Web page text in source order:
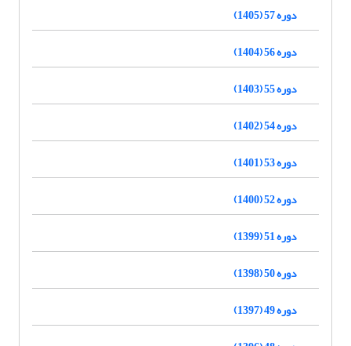
دوره 57 (1405)
دوره 56 (1404)
دوره 55 (1403)
دوره 54 (1402)
دوره 53 (1401)
دوره 52 (1400)
دوره 51 (1399)
دوره 50 (1398)
دوره 49 (1397)